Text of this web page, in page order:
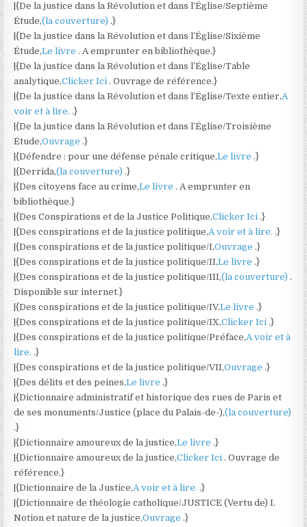
|{De la justice dans la Révolution et dans l’Église/Septième
Étude,(la couverture).}
|{De la justice dans la Révolution et dans l’Église/Sixième
Étude,Le livre. A emprunter en bibliothèque.}
|{De la justice dans la Révolution et dans l’Église/Table
analytique,Clicker Ici. Ouvrage de référence.}
|{De la justice dans la Révolution et dans l’Église/Texte entier,A
voir et à lire..}
|{De la justice dans la Révolution et dans l’Église/Troisième
Étude,Ouvrage.}
|{Défendre : pour une défense pénale critique,Le livre.}
|{Derrida,(la couverture).}
|{Des citoyens face au crime,Le livre. A emprunter en
bibliothèque.}
|{Des Conspirations et de la Justice Politique,Clicker Ici.}
|{Des conspirations et de la justice politique,A voir et à lire..}
|{Des conspirations et de la justice politique/I,Ouvrage.}
|{Des conspirations et de la justice politique/II,Le livre.}
|{Des conspirations et de la justice politique/III,(la couverture).
Disponible sur internet.}
|{Des conspirations et de la justice politique/IV,Le livre.}
|{Des conspirations et de la justice politique/IX,Clicker Ici.}
|{Des conspirations et de la justice politique/Préface,A voir et à
lire..}
|{Des conspirations et de la justice politique/VII,Ouvrage.}
|{Des délits et des peines,Le livre.}
|{Dictionnaire administratif et historique des rues de Paris et
de ses monuments/Justice (place du Palais-de-),(la couverture)
.}
|{Dictionnaire amoureux de la justice,Le livre.}
|{Dictionnaire amoureux de la justice,Clicker Ici. Ouvrage de
référence.}
|{Dictionnaire de la Justice,A voir et à lire..}
|{Dictionnaire de théologie catholique/JUSTICE (Vertu de) I.
Notion et nature de la justice,Ouvrage.}